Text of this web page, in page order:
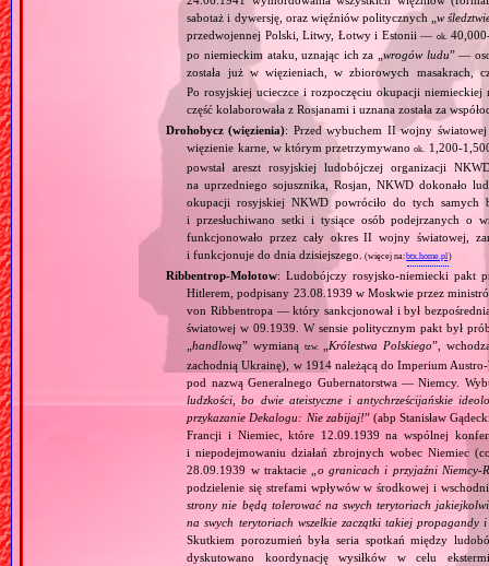
sabotaż i dywersję, oraz więźniów politycznych „ w
przedwojennej Polski, Litwy, Łotwy i Estonii — ok.
po niemieckim ataku, uznając ich za „wrogów ludu” —
została już w więzieniach, w zbiorowych masakrach,
Po rosyjskiej ucieczce i rozpoczęciu okupacji
część kolaborowała z Rosjanami i uznana została za
Drohobycz (więzienia): Przed wybuchem II wojny
więzienie karne, w którym przetrzymywanook.
powstał areszt rosyjskiej ludobójczej organizacji
na uprzedniego sojusznika, Rosjan, NKWD dokonało
okupacji rosyjskiej NKWD powróciło do tych
i przesłuchiwano setki i tysiące osób podejrzanych o
funkcjonowało przez cały okres II wojny światowej,
i funkcjonuje do dnia dzisiejszego.
(więcej na:btx.home.pl)
Ribbentrop‐Mołotow: Ludobójczy rosyjsko‐niemiecki pakt
Hitlerem, podpisany 23.08.1939 w Moskwie przez
von Ribbentropa — który sankcjonował i był
światowej w 09.1939. W sensie politycznym pakt był
„handlową” wymianą tzw. Królestwa Polskiego”,
zachodnią Ukrainę), w 1914 należącą do Imperium
pod nazwą Generalnego Gubernatorstwa — Niemcy.
ludzkości, bo dwie ateistyczne i antychrześcijańskie
przykazanie Dekalogu: Nie zabijaj!” (abp Stanisław
Francji i Niemiec, które 12.09.1939 na wspólnej
i niepodejmowaniu działań zbrojnych wobec Niemiec
28.09.1939 w traktacie „ o granicach i przyjaźni
podzielenie się strefami wpływów w środkowej i
strony nie będą tolerować na swych terytoriach
na swych terytoriach wszelkie zaczątki takiej
Skutkiem porozumień była seria spotkań między
dyskutowano koordynację wysiłków w celu